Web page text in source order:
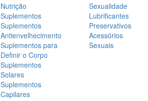
Nutrição
Suplementos
Suplementos
Antienvelhecimento
Suplementos para
Definir o Corpo
Suplementos
Solares
Suplementos
Capilares
Sexualidade
Lubrificantes
Preservativos
Acessórios
Sexuais